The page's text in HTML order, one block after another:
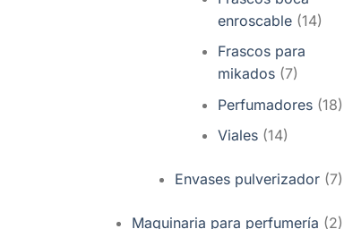
enroscable (14)
Frascos para
mikados (7)
Perfumadores (18)
Viales (14)
Envases pulverizador (7)
Maquinaria para perfumería (2)